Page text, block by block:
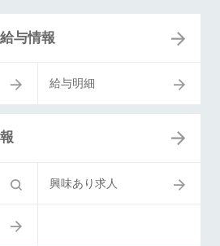
与情報
給与明細
興味あり求人